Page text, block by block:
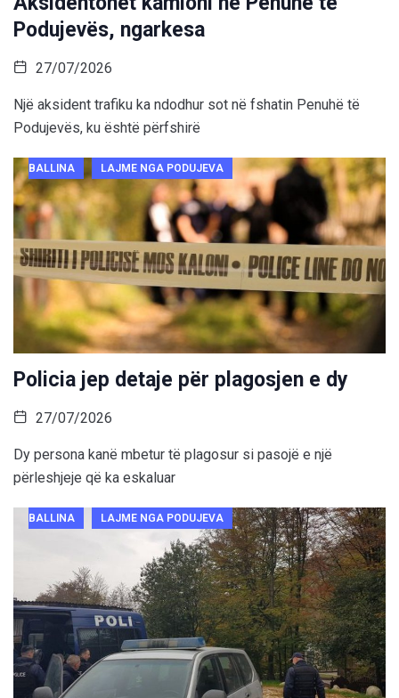
Podujevës, ngarkesa
27/07/2026
Një aksident trafiku ka ndodhur sot në fshatin Penuhë të
Podujevës, ku është përfshirë
BALLINA LAJME NGA PODUJEVA
Policia jep detaje për plagosjen e dy
27/07/2026
Dy persona kanë mbetur të plagosur si pasojë e një
përleshjeje që ka eskaluar
BALLINA LAJME NGA PODUJEVA